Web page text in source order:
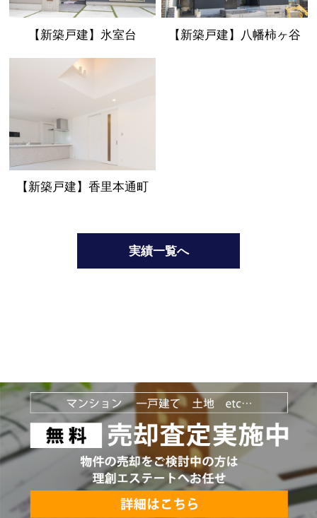
【新築戸建】氷室台 【新築戸建】八幡柿ヶ谷
【新築戸建】香里本通町
実績一覧へ